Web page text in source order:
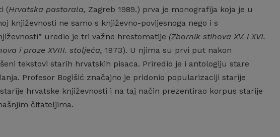
(Hrvatska pastorala, Zagreb 1989.) prva je monografija koja je u
književnosti ne samo s književno-povijesnoga nego i s
uredio je tri važne hrestomatije (Zbornik stihova XV. i XVI.
i proze XVIII. stoljeća, 1973). U njima su prvi put nakon
tekstovi starih hrvatskih pisaca. Priredio je i antologiju stare
Profesor Bogišić značajno je pridonio popularizaciji starije
hrvatske književnosti i na taj način prezentirao korpus starije
čitateljima.